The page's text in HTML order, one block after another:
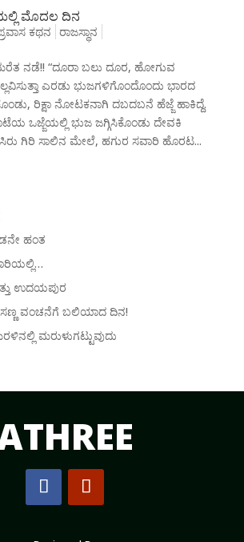
ಮೊದಲ ದಿನ
ಕಥನ ರಾಜಸ್ಥಾನ
ನಡೆ!! “ದೂರಾ ಬಲು ದೂರ, ಹೋಗುವ
ಎರಡು ಭುಜಗಳಿಗೊಂದೊಂದು ಭಾರದ
ರಿಕ್ಷಾ ನೋಟಕನಾಗಿ ದಬದಬನೆ ಹೆಜ್ಜೆ ಹಾಕಿದ್ದೆ.
ಒಜ್ಜೆಯಲ್ಲಿ ಭುಜ ಜಗ್ಗಿಸಿಕೊಂಡು ದೇವಕಿ
ಗಿರಿ ಸಾಲಿನ ಮೇಲೆ, ಹಗುರ ಸವಾರಿ ಹೊರಟ...
ಹಂತ
ಉದಯಪುರ
ವಂಚನೆಗೆ ಬಲಿಯಾದ ದಿನ!
ಮರುಳುಗಟ್ಟುವುದು